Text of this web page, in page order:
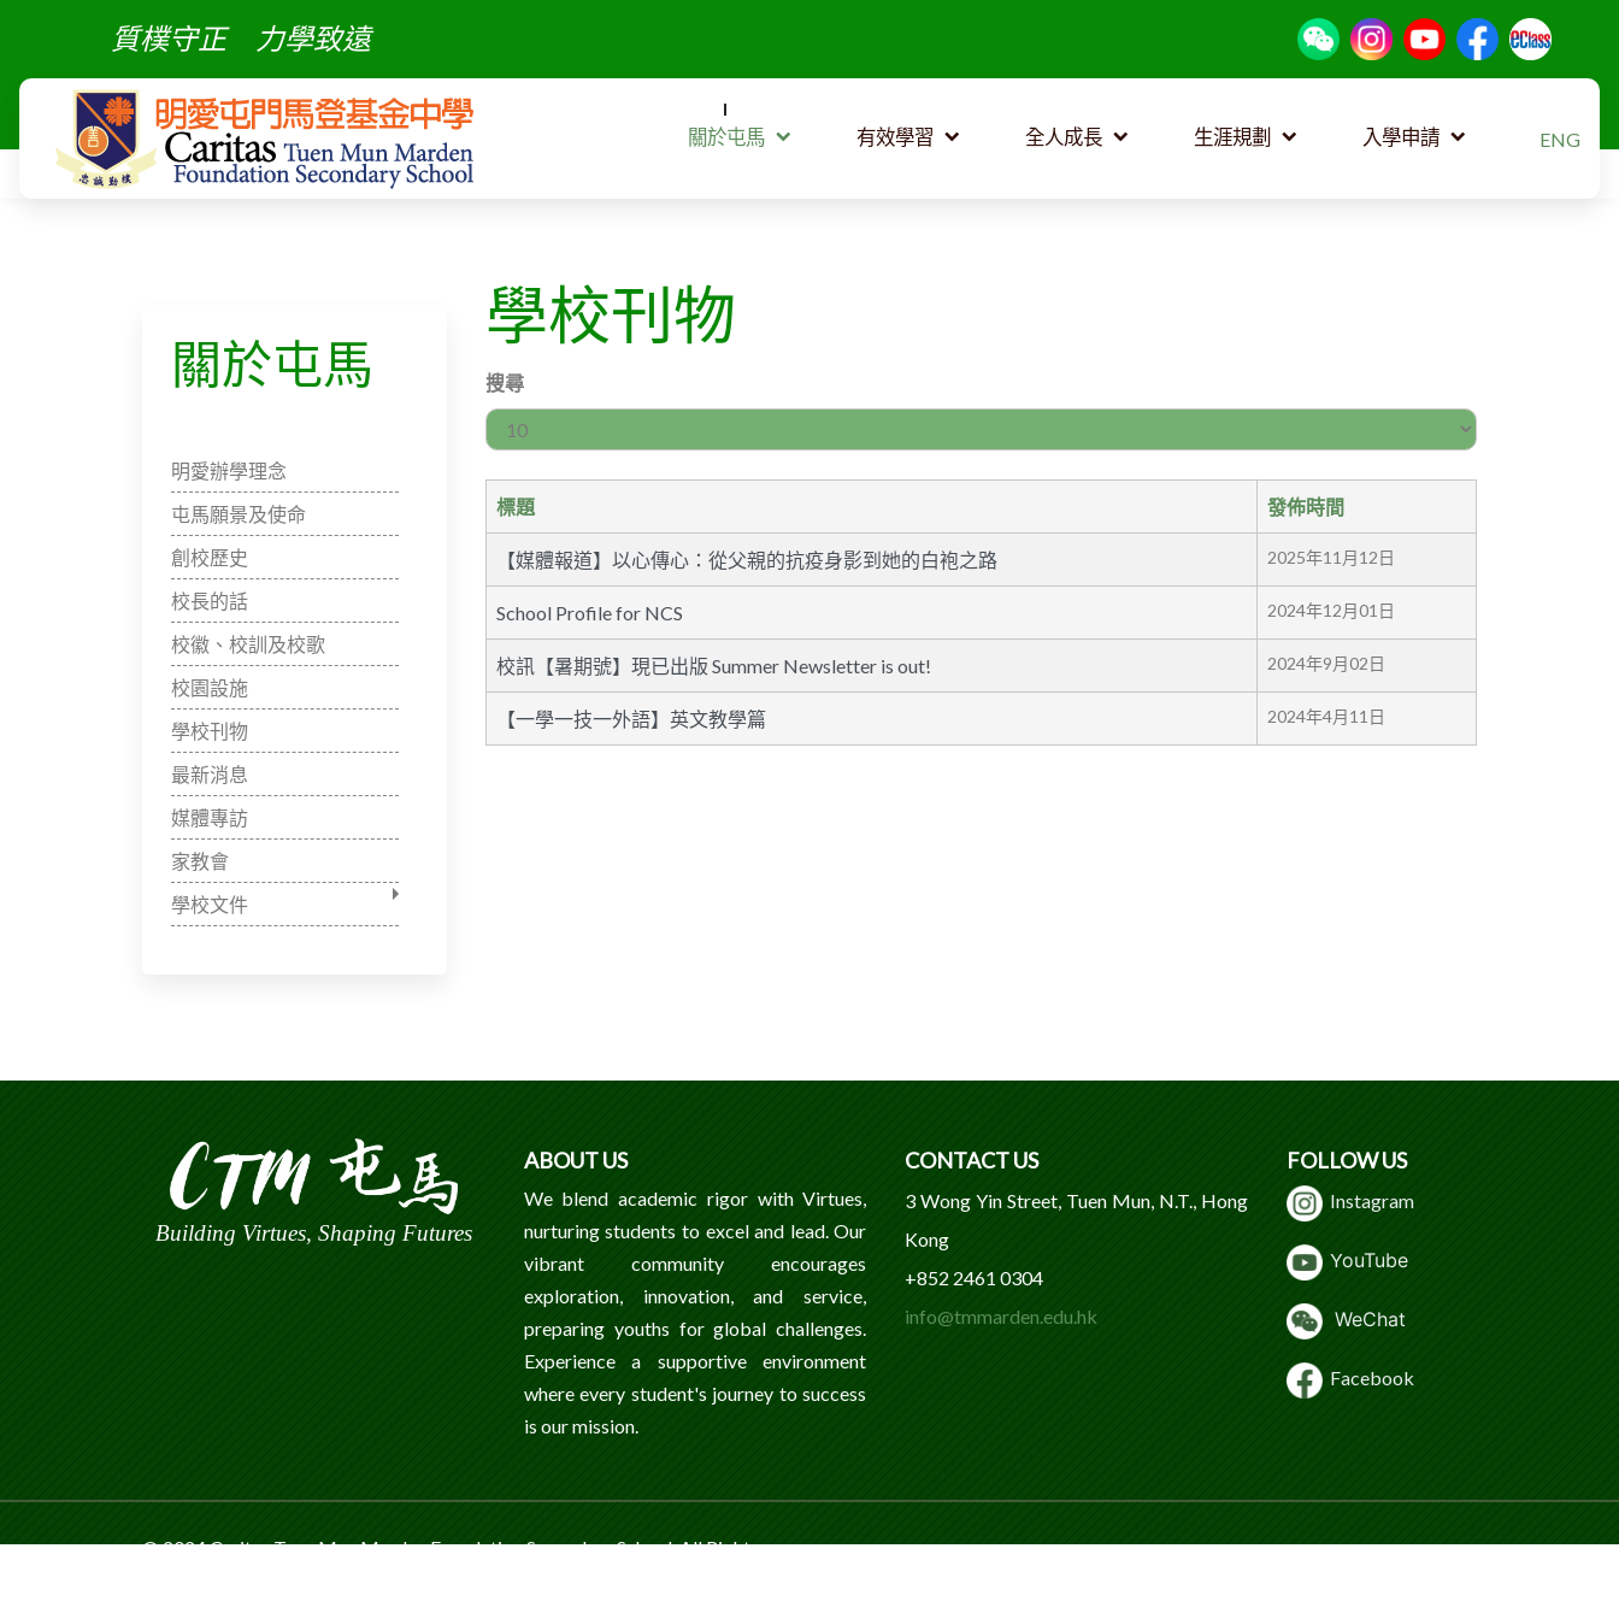
質樸守正 力學致遠
關於屯馬 有效學習 全人成長 生涯規劃 入學申請 ENG
關於屯馬
明愛辦學理念
屯馬願景及使命​
創校歷史
校長的話
校徽、校訓及校歌
校園設施
學校刊物
最新消息
媒體專訪
家教會
學校文件
學校刊物
搜尋
每頁顯示條數
標題 發佈時間
【媒體報道】以心傳心：從父親的抗疫身影到她的白袍之路 2025年11月12日
School Profile for NCS 2024年12月01日
校訊【暑期號】現已出版 Summer Newsletter is out! 2024年9月02日
【一學一技一外語】英文教學篇 2024年4月11日
Building Virtues, Shaping Futures
ABOUT US
We blend academic rigor with Virtues,
nurturing students to excel and lead. Our
vibrant community encourages
exploration, innovation, and service,
preparing youths for global challenges.
Experience a supportive environment
where every student's journey to success
is our mission.
CONTACT US
3 Wong Yin Street, Tuen Mun, N.T., Hong
Kong
+852 2461 0304
info@tmmarden.edu.hk
FOLLOW US
Instagram
YouTube
WeChat
Facebook
© 2024 Caritas Tuen Mun Marden Foundation Secondary School. All Rights